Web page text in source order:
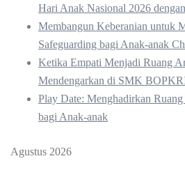
Hari Anak Nasional 2026
Membangun Keberanian untuk
Safeguarding bagi Anak-anak
Ketika Empati Menjadi Ruang
Mendengarkan di SMK
Play Date: Menghadirkan
bagi Anak-anak
Agustus 2026